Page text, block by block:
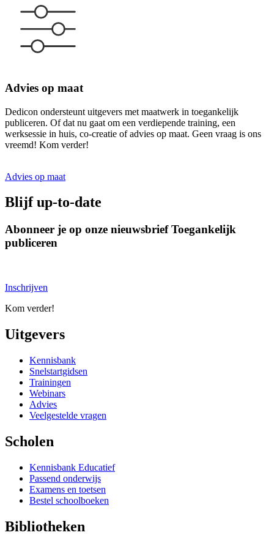
Advies op maat
Dedicon ondersteunt uitgevers met maatwerk in toegankelijk
publiceren. Of dat nu gaat om een verdiepende training, een
werksessie in huis, co-creatie of advies op maat. Geen vraag is ons
vreemd! Kom verder!
Advies op maat
Blijf up-to-date
Abonneer je op onze nieuwsbrief Toegankelijk
publiceren
Inschrijven
Kom verder!
Uitgevers
Kennisbank
Snelstartgidsen
Trainingen
Webinars
Advies
Veelgestelde vragen
Scholen
Kennisbank Educatief
Passend onderwijs
Examens en toetsen
Bestel schoolboeken
Bibliotheken